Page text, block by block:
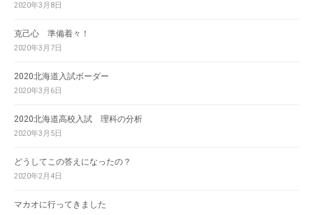
2020年3月8日
克己心 準備着々！
2020年3月7日
2020北海道入試ボーダー
2020年3月6日
2020北海道高校入試 理科の分析
2020年3月5日
どうしてこの答えになったの？
2020年2月4日
マカオに行ってきました